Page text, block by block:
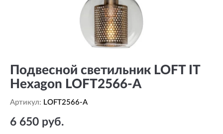
Подвесной светильник LOFT IT
Hexagon LOFT2566-A
Артикул: LOFT2566-A
6 650 руб.